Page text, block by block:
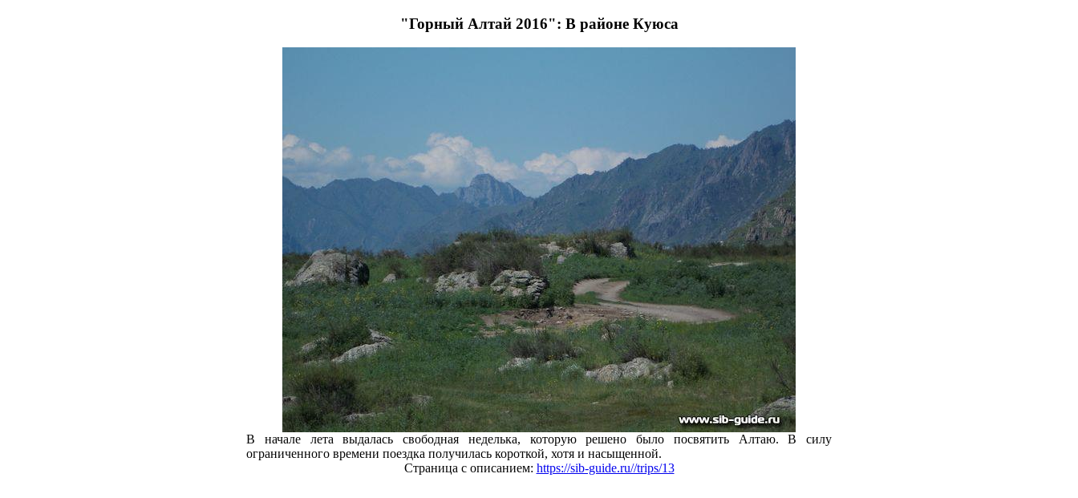
"Горный Алтай 2016": В районе Куюса
В начале лета выдалась свободная неделька, которую решено было посвятить Алтаю. В силу
ограниченного времени поездка получилась короткой, хотя и насыщенной.
Страница с описанием: https://sib-guide.ru//trips/13